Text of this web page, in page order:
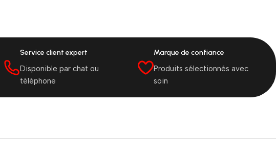
Service client expert
Disponible par chat ou
téléphone
Marque de confiance
Produits sélectionnés avec
soin